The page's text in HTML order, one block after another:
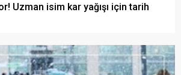
Uzman isim kar yağışı için tarih